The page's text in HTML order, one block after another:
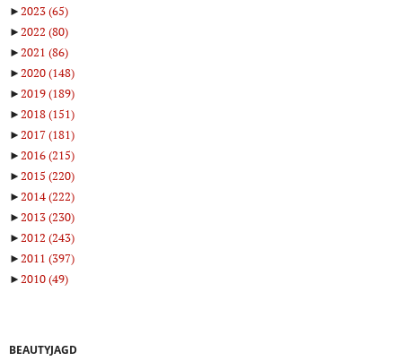
►2023(65)
►2022 (80)
►2021 (86)
►2020(148)
►2019(189)
►2018(151)
►2017(181)
►2016(215)
►2015 (220)
►2014(222)
►2013(230)
►2012 (243)
►2011 (397)
►2010(49)
BEAUTYJAGD